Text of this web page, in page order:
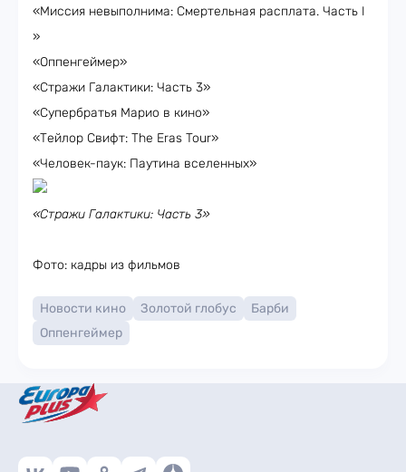
«Миссия невыполнима: Смертельная расплата. Часть I
»
«Оппенгеймер»
«Стражи Галактики: Часть 3»
«Супербратья Марио в кино»
«Тейлор Свифт: The Eras Tour»
«Человек-паук: Паутина вселенных»
«Стражи Галактики: Часть 3»
Фото: кадры из фильмов
Новости кино Золотой глобус
Барби
Оппенгеймер